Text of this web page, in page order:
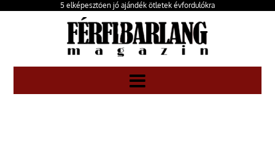
5 elképesztően jó ajándék ötletek évfordulókra